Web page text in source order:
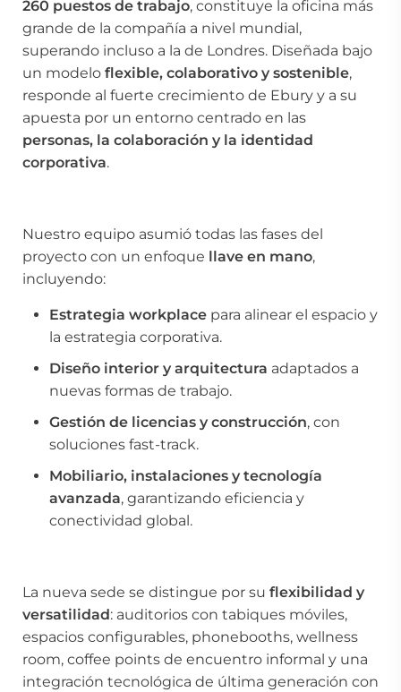
260 puestos de trabajo, constituye la oficina más
grande de la compañía a nivel mundial,
superando incluso a la de Londres. Diseñada bajo
un modelo flexible, colaborativo y sostenible,
responde al fuerte crecimiento de Ebury y a su
apuesta por un entorno centrado en las
personas, la colaboración y la identidad
corporativa.
Nuestro equipo asumió todas las fases del
proyecto con un enfoque llave en mano,
incluyendo:
Estrategia workplace para alinear el espacio y
la estrategia corporativa.
Diseño interior y arquitectura adaptados a
nuevas formas de trabajo.
Gestión de licencias y construcción, con
soluciones fast-track.
Mobiliario, instalaciones y tecnología
avanzada, garantizando eficiencia y
conectividad global.
La nueva sede se distingue por su flexibilidad y
versatilidad: auditorios con tabiques móviles,
espacios configurables, phonebooths, wellness
room, coffee points de encuentro informal y una
integración tecnológica de última generación con